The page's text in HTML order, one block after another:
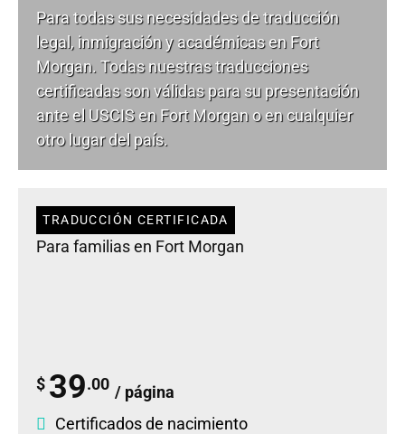
Para todas sus necesidades detraducción
legal, inmigración y académicas en Fort
Morgan. Todas nuestras traducciones
certificadas son válidas para su presentación
ante el USCIS en Fort Morgan o en cualquier
otro lugar del país.
TRADUCCIÓN CERTIFICADA
Para familias en Fort Morgan
$ 39.00 / página
Certificados de nacimiento